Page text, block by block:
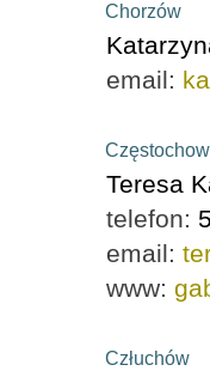
Chorzów
email:
Teresa
telefon:
email:
www:
Człuchów